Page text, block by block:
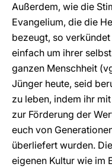
Außerdem, wie die
Evangelium, die die
bezeugt, so
einfach um ihrer
ganzen Menschheit
Jünger heute, seid
zu leben, indem ihr
zur Förderung der
euch von
überliefert wurden.
eigenen Kultur wie im